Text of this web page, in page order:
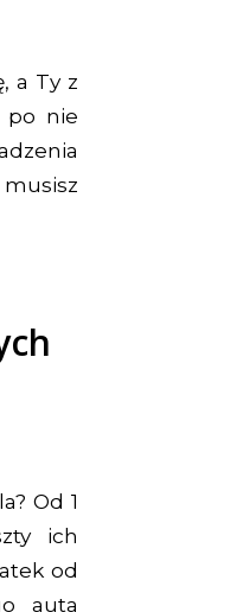
a Ty z
po nie
Od 1
ich
od
auta